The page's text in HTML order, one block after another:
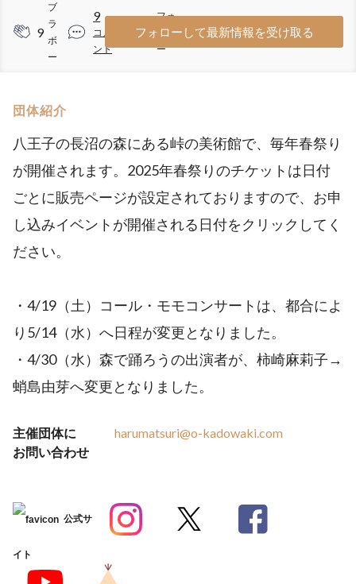
9
ブ
ラ
ボ
ー
9
コメ
ント
45
フォ
ロワ
ー
フォローして最新情報を受け取る
団体紹介
八王子の長沼の森にある峠の美術館で、毎年春祭り
が開催されます。2025年春祭りのチケットは日付
ごとに販売ページが設定されておりますので、お申
し込みイベントが開催される日付をクリックしてく
ださい。
・4/19（土）コール・モモコンサートは、都合によ
り5/14（水）へ日程が変更となりました。
・4/30（水）森で踊ろうの出演者が、柿崎麻莉子→
蛸島由芽へ変更となりました。
主催団体に
お問い合わせ
harumatsuri@o-kadowaki.com
公式サ
イト